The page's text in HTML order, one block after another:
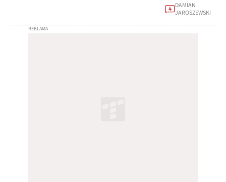
4 DAMIAN
JAROSZEWSKI